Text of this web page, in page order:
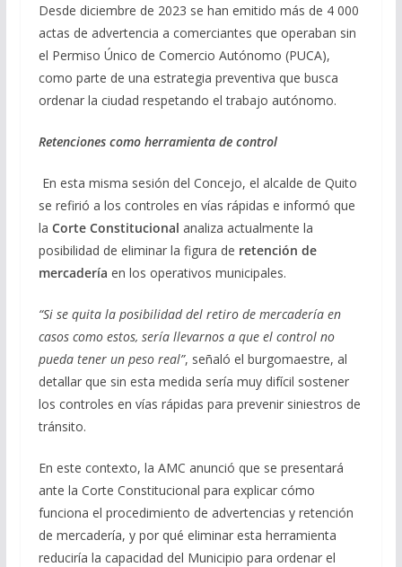
Desde diciembre de 2023 se han emitido más de 4 000
actas de advertencia a comerciantes que operaban sin
el Permiso Único de Comercio Autónomo (PUCA),
como parte de una estrategia preventiva que busca
ordenar la ciudad respetando el trabajo autónomo.
Retenciones como herramienta de control
En esta misma sesión del Concejo, el alcalde de Quito
se refirió a los controles en vías rápidas e informó que
la Corte Constitucional analiza actualmente la
posibilidad de eliminar la figura de retención de
mercadería en los operativos municipales.
“Si se quita la posibilidad del retiro de mercadería en
casos como estos, sería llevarnos a que el control no
pueda tener un peso real”, señaló el burgomaestre, al
detallar que sin esta medida sería muy difícil sostener
los controles en vías rápidas para prevenir siniestros de
tránsito.
En este contexto, la AMC anunció que se presentará
ante la Corte Constitucional para explicar cómo
funciona el procedimiento de advertencias y retención
de mercadería, y por qué eliminar esta herramienta
reduciría la capacidad del Municipio para ordenar el